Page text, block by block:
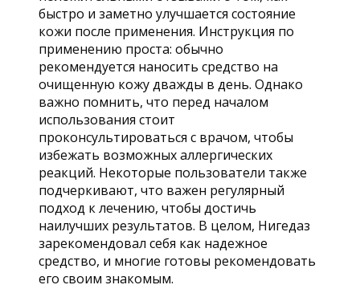
быстро и заметно улучшается состояние
кожи после применения. Инструкция по
применению проста: обычно
рекомендуется наносить средство на
очищенную кожу дважды в день. Однако
важно помнить, что перед началом
использования стоит
проконсультироваться с врачом, чтобы
избежать возможных аллергических
реакций. Некоторые пользователи также
подчеркивают, что важен регулярный
подход к лечению, чтобы достичь
наилучших результатов. В целом, Нигедаз
зарекомендовал себя как надежное
средство, и многие готовы рекомендовать
его своим знакомым.